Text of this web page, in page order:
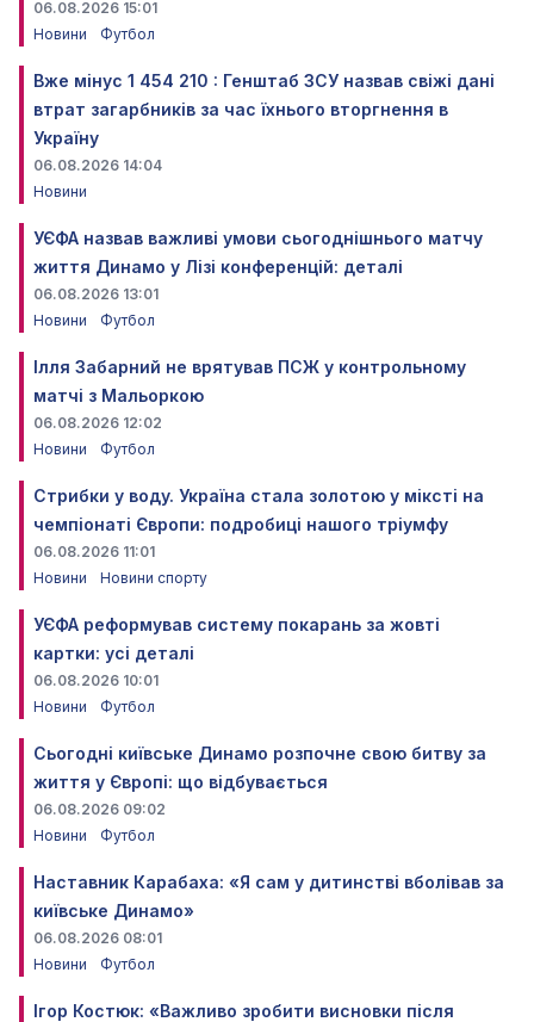
06.08.2026 15:01
Новини
Футбол
Вже мінус 1 454 210 : Генштаб ЗСУ назвав свіжі дані
втрат загарбників за час їхнього вторгнення в
Україну
06.08.2026 14:04
Новини
УЄФА назвав важливі умови сьогоднішнього матчу
життя Динамо у Лізі конференцій: деталі
06.08.2026 13:01
Новини
Футбол
Ілля Забарний не врятував ПСЖ у контрольному
матчі з Мальоркою
06.08.2026 12:02
Новини
Футбол
Стрибки у воду. Україна стала золотою у міксті на
чемпіонаті Європи: подробиці нашого тріумфу
06.08.2026 11:01
Новини
Новини спорту
УЄФА реформував систему покарань за жовті
картки: усі деталі
06.08.2026 10:01
Новини
Футбол
Сьогодні київське Динамо розпочне свою битву за
життя у Європі: що відбувається
06.08.2026 09:02
Новини
Футбол
Наставник Карабаха: «Я сам у дитинстві вболівав за
київське Динамо»
06.08.2026 08:01
Новини
Футбол
Ігор Костюк: «Важливо зробити висновки після